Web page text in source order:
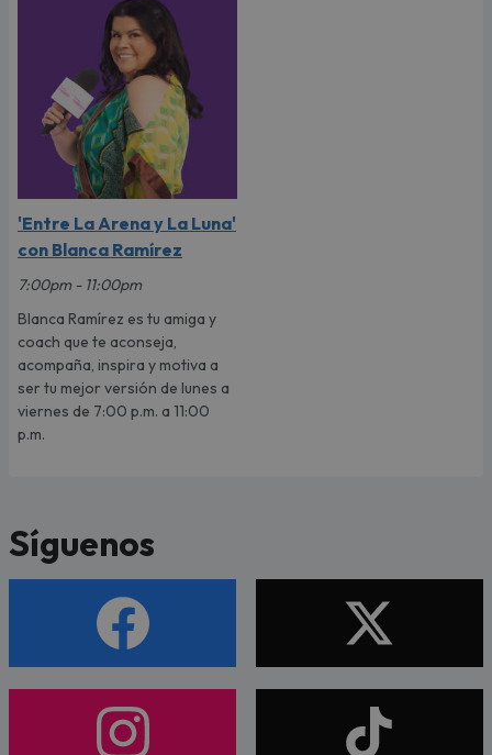
'Entre La Arena y La Luna'
con Blanca Ramírez
7:00pm - 11:00pm
Blanca Ramírez es tu amiga y
coach que te aconseja,
acompaña, inspira y motiva a
ser tu mejor versión de lunes a
viernes de 7:00 p.m. a 11:00
p.m.
Síguenos